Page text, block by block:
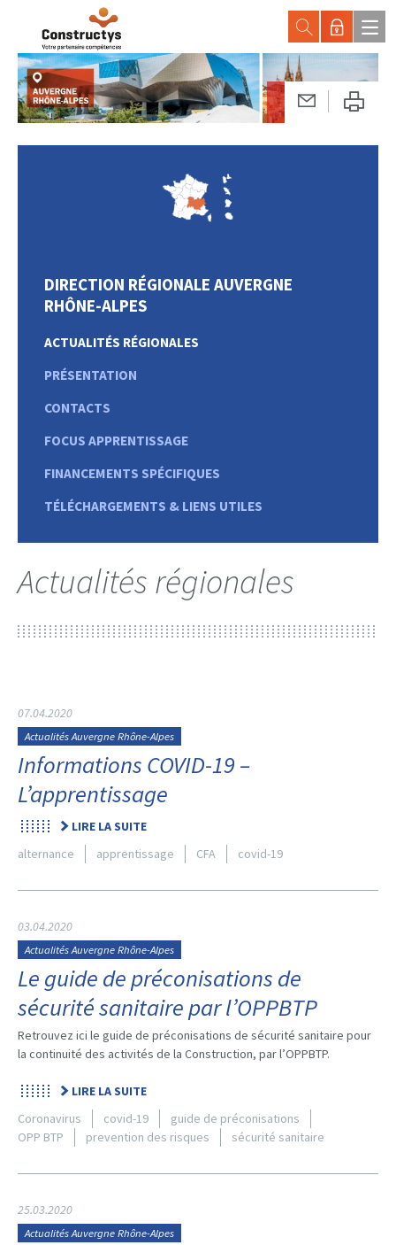
DIRECTION RÉGIONALE AUVERGNE
RHÔNE-ALPES
ACTUALITÉS RÉGIONALES
PRÉSENTATION
CONTACTS
FOCUS APPRENTISSAGE
FINANCEMENTS SPÉCIFIQUES
TÉLÉCHARGEMENTS & LIENS UTILES
Actualités régionales
07.04.2020
Actualités Auvergne Rhône-Alpes
Informations COVID-19 –
L’apprentissage
LIRE LA SUITE
alternance
apprentissage CFA covid-19
03.04.2020
Actualités Auvergne Rhône-Alpes
Le guide de préconisations de
sécurité sanitaire par l’OPPBTP
Retrouvez ici le guide de préconisations de sécurité sanitaire pour
la continuité des activités de la Construction, par l’OPPBTP.
LIRE LA SUITE
Coronavirus
covid-19
guide de préconisations
OPP BTP
prevention des risques sécurité sanitaire
25.03.2020
Actualités Auvergne Rhône-Alpes